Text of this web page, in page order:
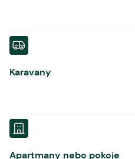
Karavany
Apartmany nebo pokoje